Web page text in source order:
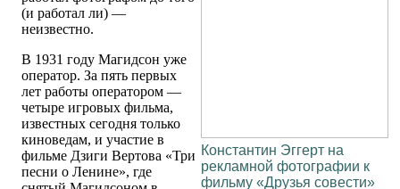
Константин Эггерт на
рекламной фотографии к
фильму «Друзья совести»
(и работал ли) —
неизвестно.
В 1931 году Магидсон уже
оператор. За пять первых
лет работы оператором —
четыре игровых фильма,
известных сегодня только
киноведам, и участие в
фильме Дзиги Вертова «Три
песни о Ленине», где